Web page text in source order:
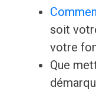
soit
votre
Que